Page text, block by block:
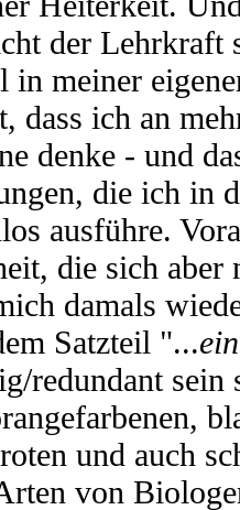
der Lehrkraft
in meiner
dass ich an
denke - und
die ich in
ausführe.
die sich
damals
Satzteil "...
redundant
und auch
von